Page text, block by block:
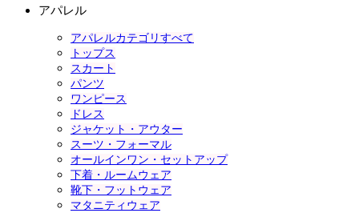
アパレル
アパレルカテゴリすべて
トップス
スカート
パンツ
ワンピース
ドレス
ジャケット・アウター
スーツ・フォーマル
オールインワン・セットアップ
下着・ルームウェア
靴下・フットウェア
マタニティウェア